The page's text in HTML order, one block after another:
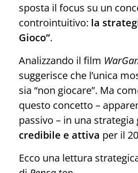
sposta il focus su un
controintuitivo: la
Gioco”.
Analizzando il film
suggerisce che l’unica
sia “non giocare”. Ma
questo concetto –
passivo – in una
credibile e attiva per il
Ecco una lettura